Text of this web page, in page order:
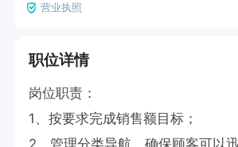
营业执照
职位详情
岗位职责：
1、按要求完成销售额目标；